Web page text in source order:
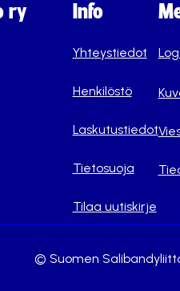
ry Info
Yhteystiedot
Henkilöstö
Laskutustiedot
Tietosuoja
Tilaa uutiskirje
© Suomen